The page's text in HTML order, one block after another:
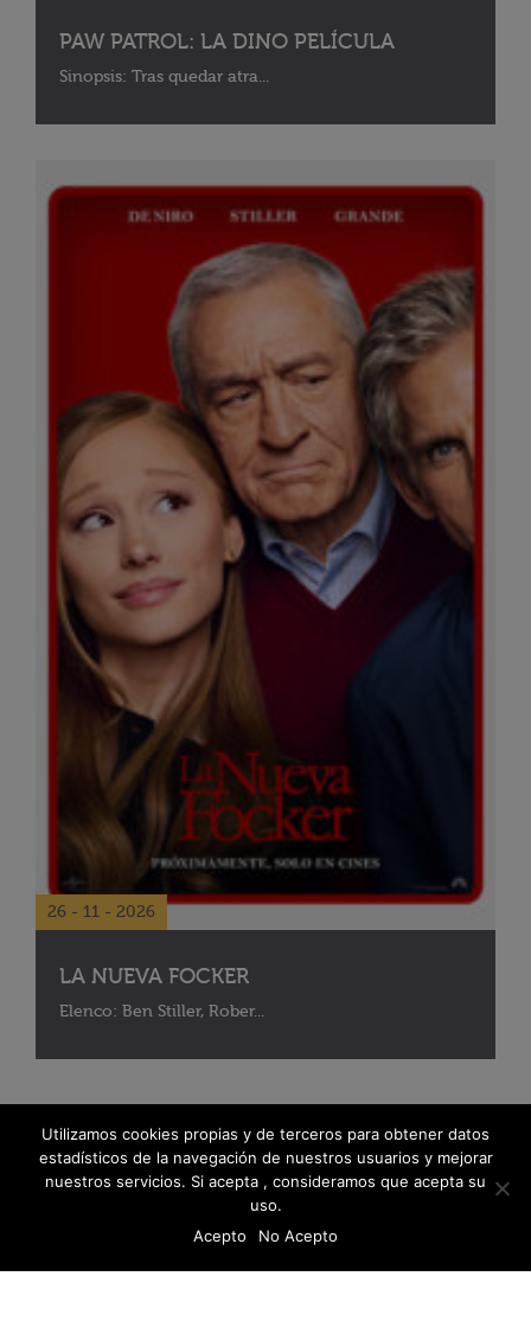
PAW PATROL: LA DINO PELÍCULA
Sinopsis: Tras quedar atra...
26 - 11 - 2026
LA NUEVA FOCKER
Elenco: Ben Stiller, Rober...
© 2026 Fanáticos del Cine - Todos los derechos reservados
Utilizamos cookies propias y de terceros para obtener datos
estadísticos de la navegación de nuestros usuarios y mejorar
nuestros servicios. Si acepta , consideramos que acepta su
uso.
Acepto
No Acepto